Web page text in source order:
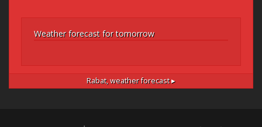
Weather forecast for tomorrow
Rabat,weather forecast ▸